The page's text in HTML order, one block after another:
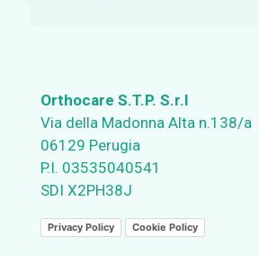
Orthocare S.T.P. S.r.l
Via della Madonna Alta n.138/a
06129 Perugia
P.I. 03535040541
SDI X2PH38J
Privacy Policy Cookie Policy